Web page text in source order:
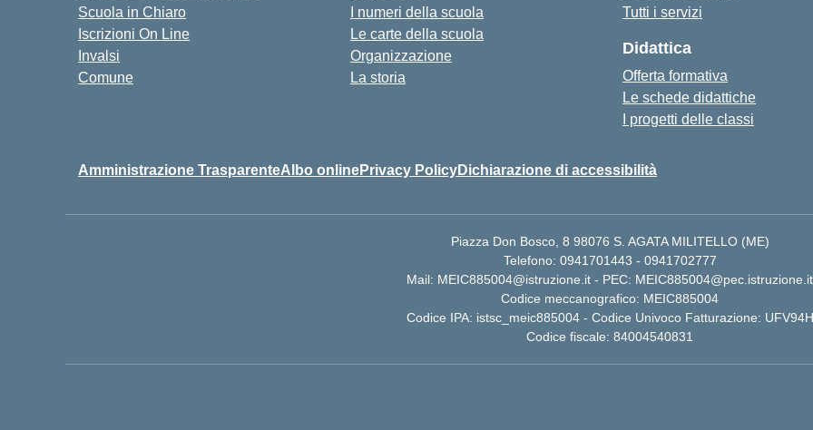
Scuola in Chiaro
Iscrizioni On Line
Invalsi
Comune
I numeri della scuola
Le carte della scuola
Organizzazione
La storia
Tutti i servizi
Didattica
Offerta formativa
Le schede didattiche
I progetti delle classi
Amministrazione TrasparenteAlbo onlinePrivacy PolicyDichiarazione di accessibilità
Piazza Don Bosco, 8 98076 S. AGATA MILITELLO (ME)
Telefono: 0941701443 - 0941702777
Mail: MEIC885004@istruzione.it - PEC: MEIC885004@pec.istruzione.it
Codice meccanografico: MEIC885004
Codice IPA: istsc_meic885004 - Codice Univoco Fatturazione: UFV94H
Codice fiscale: 84004540831